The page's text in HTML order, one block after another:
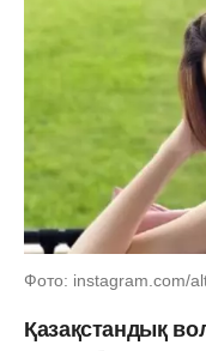
Фото: instagram.com/
Қазақстандық